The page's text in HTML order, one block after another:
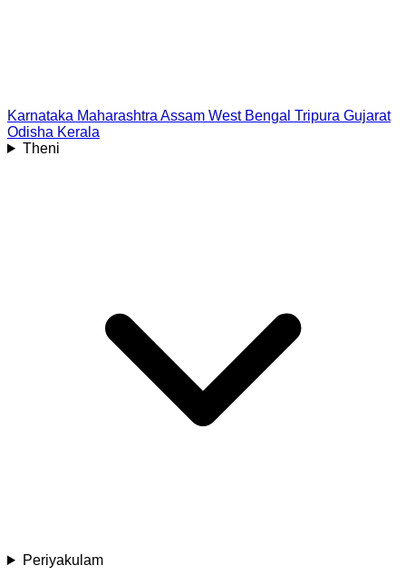
Karnataka Maharashtra Assam West Bengal Tripura Gujarat
Odisha Kerala
Theni
Periyakulam